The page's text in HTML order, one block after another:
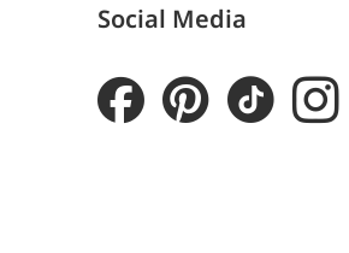
Social Media